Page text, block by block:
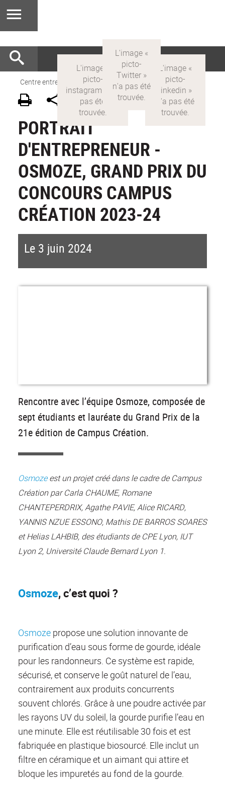
Centre entrepreneuriat>FR Actualités
PORTRAIT
D'ENTREPRENEUR -
OSMOZE, GRAND PRIX DU
CONCOURS CAMPUS
CRÉATION 2023-24
Le 3 juin 2024
Rencontre avec l’équipe Osmoze, composée de
sept étudiants et lauréate du Grand Prix de la
21e édition de Campus Création.
Osmozeest un projet créé dans le cadre de Campus
Création par Carla CHAUME, Romane
CHANTEPERDRIX, Agathe PAVIE, Alice RICARD,
YANNIS NZUE ESSONO, Mathis DE BARROS SOARES
et Helias LAHBIB, des étudiants de CPE Lyon, IUT
Lyon 2, Université Claude Bernard Lyon 1.
Osmoze, c’est quoi ?
Osmoze propose une solution innovante de
purification d’eau sous forme de gourde, idéale
pour les randonneurs. Ce système est rapide,
sécurisé, et conserve le goût naturel de l’eau,
contrairement aux produits concurrents
souvent chlorés. Grâce à une poudre activée par
les rayons UV du soleil, la gourde purifie l’eau en
une minute. Elle est réutilisable 30 fois et est
fabriquée en plastique biosourcé. Elle inclut un
filtre en céramique et un aimant qui attire et
bloque les impuretés au fond de la gourde.